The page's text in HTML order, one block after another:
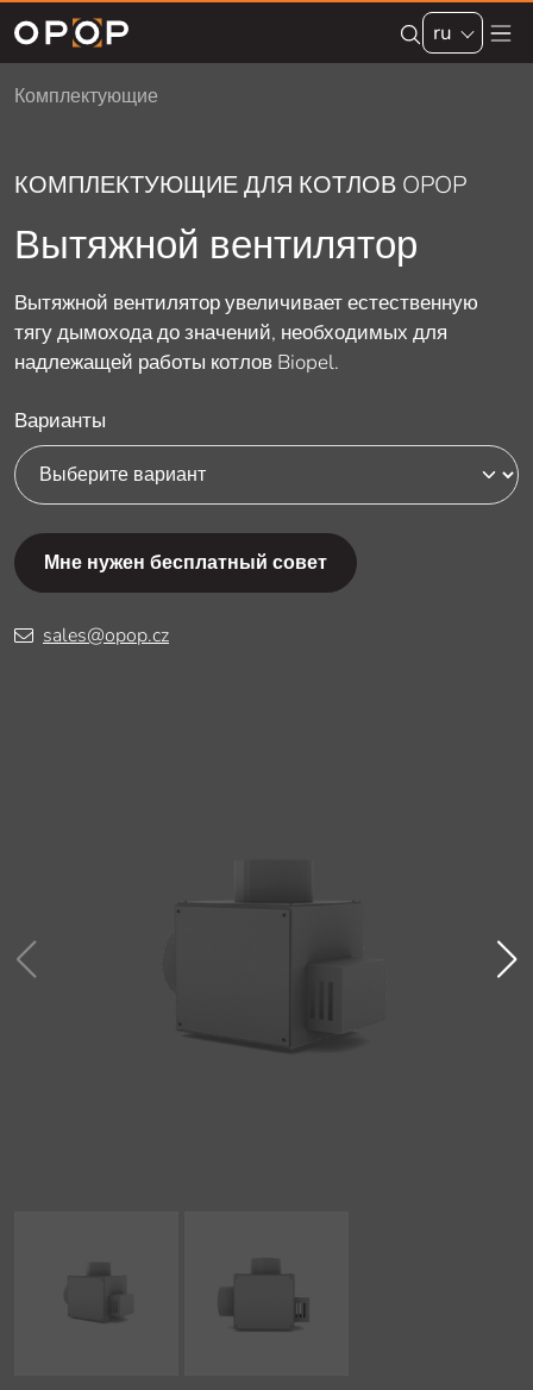
Skip to main content
ru
Комплектующие
КОМПЛЕКТУЮЩИЕ ДЛЯ КОТЛОВ OPOP
Вытяжной вентилятор
Вытяжной вентилятор увеличивает естественную
тягу дымохода до значений, необходимых для
надлежащей работы котлов Biopel.
Варианты
Мне нужен бесплатный совет
sales@opop.cz